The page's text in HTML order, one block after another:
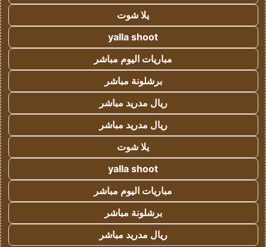
يلا شوت
yalla shoot
مباريات اليوم مباشر
برشلونة مباشر
ريال مدريد مباشر
ريال مدريد مباشر
يلا شوت
yalla shoot
مباريات اليوم مباشر
برشلونة مباشر
ريال مدريد مباشر